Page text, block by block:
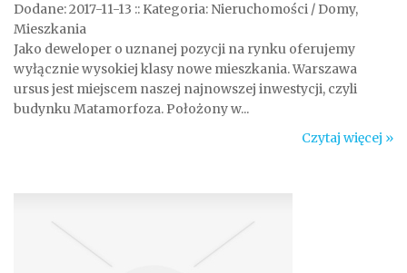
Dodane: 2017-11-13 :: Kategoria: Nieruchomości / Domy,
Mieszkania
Jako deweloper o uznanej pozycji na rynku oferujemy
wyłącznie wysokiej klasy nowe mieszkania. Warszawa
ursus jest miejscem naszej najnowszej inwestycji, czyli
budynku Matamorfoza. Położony w...
Czytaj więcej »